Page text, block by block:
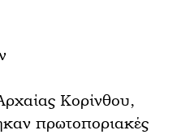
Κορίνθου,
πρωτοποριακές